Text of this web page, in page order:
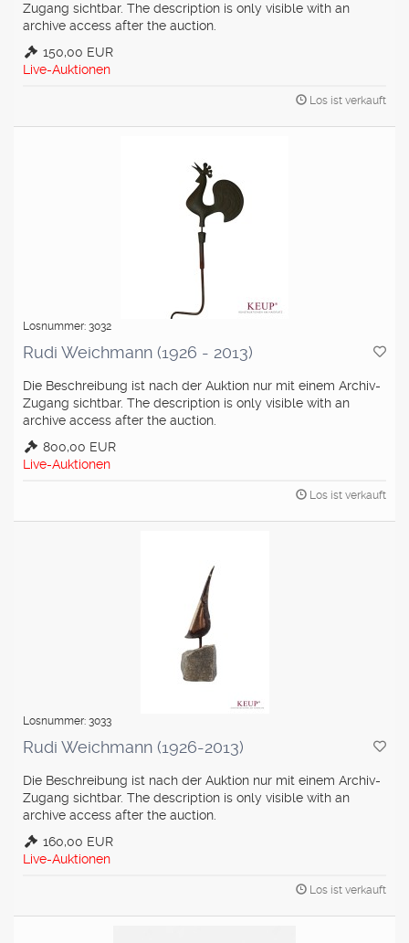
Zugang sichtbar. The description is only visible with an
archive access after the auction.
150,00 EUR
Live-Auktionen
Los ist verkauft
Losnummer: 3032
Rudi Weichmann (1926 - 2013)
Die Beschreibung ist nach der Auktion nur mit einem Archiv-
Zugang sichtbar. The description is only visible with an
archive access after the auction.
800,00 EUR
Live-Auktionen
Los ist verkauft
Losnummer: 3033
Rudi Weichmann (1926-2013)
Die Beschreibung ist nach der Auktion nur mit einem Archiv-
Zugang sichtbar. The description is only visible with an
archive access after the auction.
160,00 EUR
Live-Auktionen
Los ist verkauft